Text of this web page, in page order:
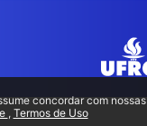
concordar com
Termos de Uso